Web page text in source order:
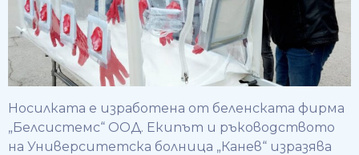
Носилката е изработена от беленската фирма
„Белсистемс“ ООД. Екипът и ръководството
на Университетска болница „Канев“ изразява